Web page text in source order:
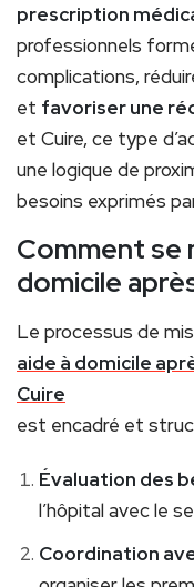
prescription
professionnels
complications,
et favoriser une
et Cuire, ce type
une logique de
besoins exprimés
Comment se
domicile
Le processus de
aide à domicile
Cuire
est encadré et
Évaluation des
l’hôpital avec le
Coordination